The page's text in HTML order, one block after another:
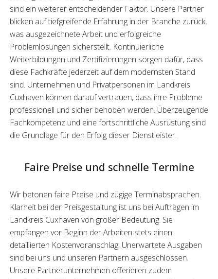
sind ein weiterer entscheidender Faktor. Unsere Partner
blicken auf tiefgreifende Erfahrung in der Branche zurück,
was ausgezeichnete Arbeit und erfolgreiche
Problemlösungen sicherstellt. Kontinuierliche
Weiterbildungen und Zertifizierungen sorgen dafür, dass
diese Fachkräfte jederzeit auf dem modernsten Stand
sind. Unternehmen und Privatpersonen im Landkreis
Cuxhaven können darauf vertrauen, dass ihre Probleme
professionell und sicher behoben werden. Überzeugende
Fachkompetenz und eine fortschrittliche Ausrüstung sind
die Grundlage für den Erfolg dieser Dienstleister.
Faire Preise und schnelle Termine
Wir betonen faire Preise und zügige Terminabsprachen.
Klarheit bei der Preisgestaltung ist uns bei Aufträgen im
Landkreis Cuxhaven von großer Bedeutung. Sie
empfangen vor Beginn der Arbeiten stets einen
detaillierten Kostenvoranschlag. Unerwartete Ausgaben
sind bei uns und unseren Partnern ausgeschlossen.
Unsere Partnerunternehmen offerieren zudem